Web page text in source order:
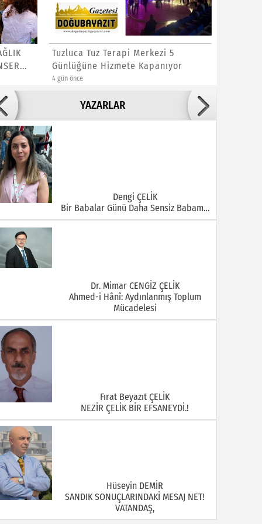
Tuzluca Tuz Terapi Merkezi 5
Günlüğüne Hizmete Kapanıyor
4 gün önce
YAZARLAR
Bu Şehrin Ortasında Çürüyen Bir Yapı Var
Dengi ÇELİK
Bir Babalar Günü Daha Sensiz Babam…
Dr. Mimar CENGİZ ÇELİK
Ahmed-i Hânî: Aydınlanmış Toplum
Mücadelesi
Fırat Beyazıt ÇELİK
NEZİR ÇELİK BİR EFSANEYDİ.!
Hüseyin DEMİR
SANDIK SONUÇLARINDAKİ MESAJ NET!
VATANDAŞ,